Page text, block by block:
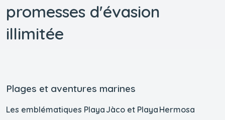
promesses d'évasion
illimitée
Plages et aventures marines
Les emblématiques Playa Jàco et Playa Hermosa